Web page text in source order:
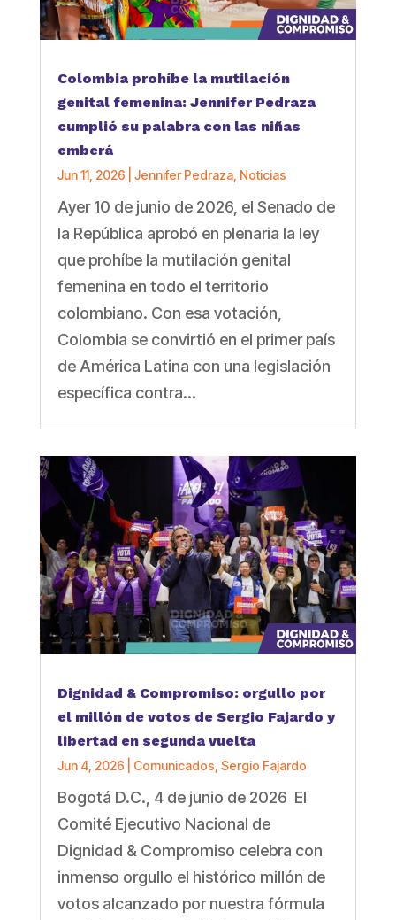
Colombia prohíbe la mutilación
genital femenina: Jennifer Pedraza
cumplió su palabra con las niñas
emberá
Jun 11, 2026 Jennifer Pedraza, Noticias
Ayer 10 de junio de 2026, el Senado de
la República aprobó en plenaria la ley
que prohíbe la mutilación genital
femenina en todo el territorio
colombiano. Con esa votación,
Colombia se convirtió en el primer país
de América Latina con una legislación
específica contra...
Dignidad & Compromiso: orgullo por
el millón de votos de Sergio Fajardo y
libertad en segunda vuelta
Jun 4, 2026 Comunicados Sergio Fajardo
Bogotá D.C., 4 de junio de 2026 El
Comité Ejecutivo Nacional de
Dignidad & Compromiso celebra con
inmenso orgullo el histórico millón de
votos alcanzado por nuestra fórmula